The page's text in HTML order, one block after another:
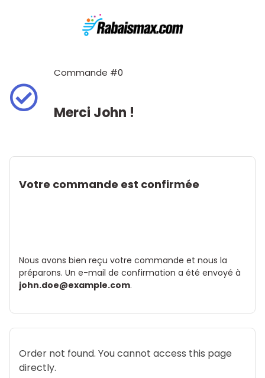
Commande #0
Merci John !
Votre commande est confirmée
Nous avons bien reçu votre commande et nous la
préparons. Un e-mail de confirmation a été envoyé à
john.doe@example.com.
Order not found. You cannot access this page
directly.